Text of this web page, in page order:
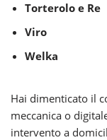
Torterolo e Re
Viro
Welka
Hai dimenticato il
meccanica o
intervento a